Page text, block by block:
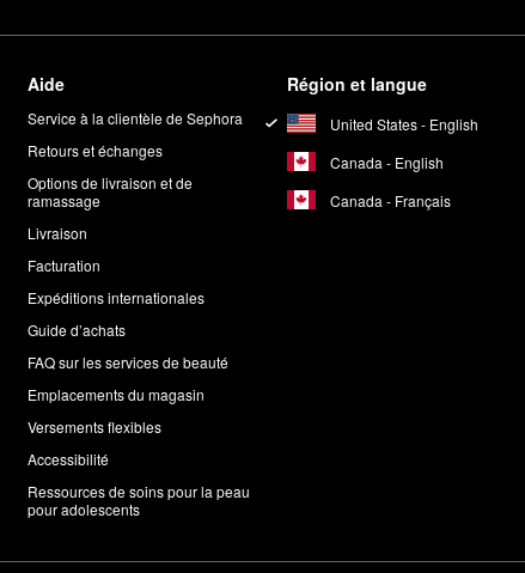
Aide
Service à la clientèle de Sephora
Retours et échanges
Options de livraison et de
ramassage
Livraison
Facturation
Expéditions internationales
Guide d’achats
FAQ sur les services de beauté
Emplacements du magasin
Versements flexibles
Accessibilité
Ressources de soins pour la peau
pour adolescents
Région et langue
United States - English
Canada - English
Canada - Français